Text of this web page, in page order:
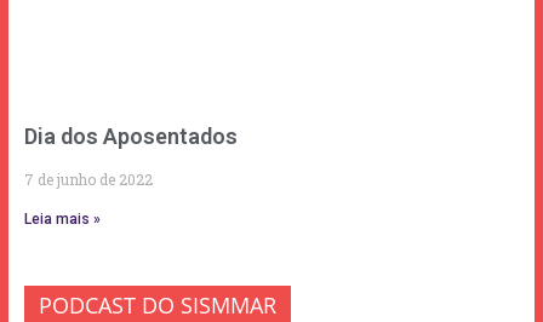
Dia dos Aposentados
7 de junho de 2022
Leia mais »
PODCAST DO SISMMAR